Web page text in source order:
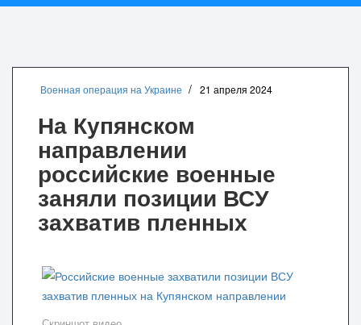
Военная операция на Украине 21 апреля 2024
На Купянском
направлении
российские военные
заняли позиции ВСУ
захватив пленных